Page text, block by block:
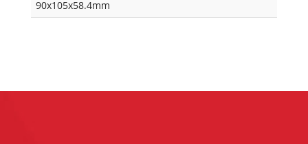
90x105x58.4mm